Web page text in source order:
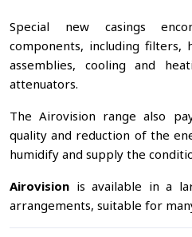
Special new casings
components, including filters,
assemblies, cooling and
attenuators.
The Airovision range also
quality and reduction of the
humidify and supply the
Airovision is available in a
arrangements, suitable for